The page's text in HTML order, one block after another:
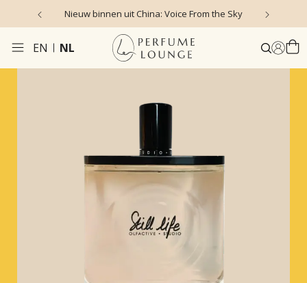
Nieuw binnen uit China: Voice From the Sky
EN NL